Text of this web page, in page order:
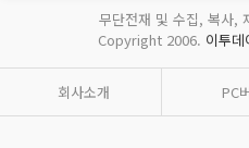
무단전재 및 수집, 복사,
Copyright 2006. 이투데
회사소개 PC